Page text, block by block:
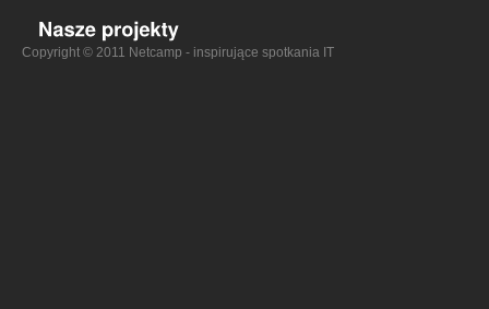
Copyright © 2011 Netcamp - inspirujące spotkania IT